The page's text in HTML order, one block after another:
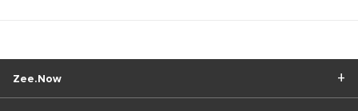
Zee.Now